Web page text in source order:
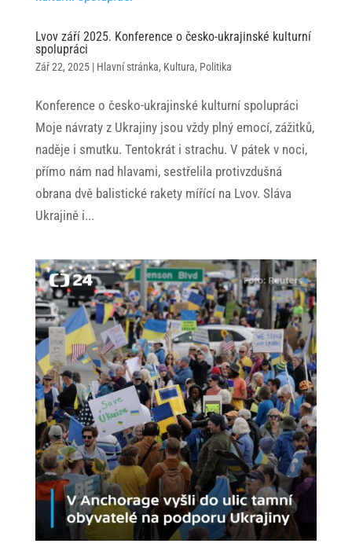
Lvov září 2025. Konference o česko-ukrajinské kulturní
spolupráci
Zář 22, 2025| Hlavní stránka, Kultura, Politika
Konference o česko-ukrajinské kulturní spolupráci
Moje návraty z Ukrajiny jsou vždy plný emocí, zážitků,
naděje i smutku. Tentokrát i strachu. V pátek v noci,
přímo nám nad hlavami, sestřelila protivzdušná
obrana dvě balistické rakety mířící na Lvov. Sláva
Ukrajině i...